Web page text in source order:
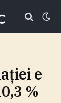
e
%